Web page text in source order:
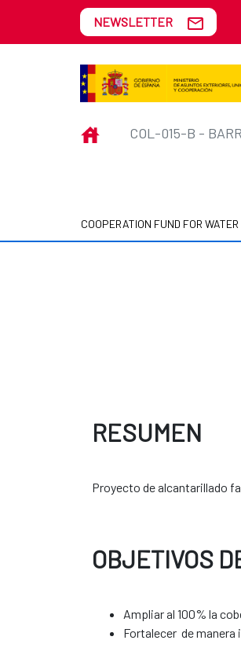
Skip to Main Content
COL-015-B - Barrio
NEWSLETTER
INICIO
COOPERATION FUND FOR
RESUMEN
Proyecto de alcantarillado
OBJETIVOS
Ampliar al 100% la
Fortalecer de manera